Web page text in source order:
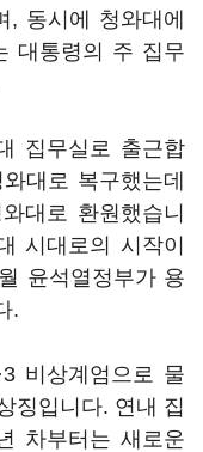
동시에 청와대에
대통령의 주 집무
집무실로 출근합
대로 복구했는데
대로 환원했습니
시대로의 시작이
윤석열정부가 용
.
비상계엄으로 물
징입니다. 연내 집
차부터는 새로운